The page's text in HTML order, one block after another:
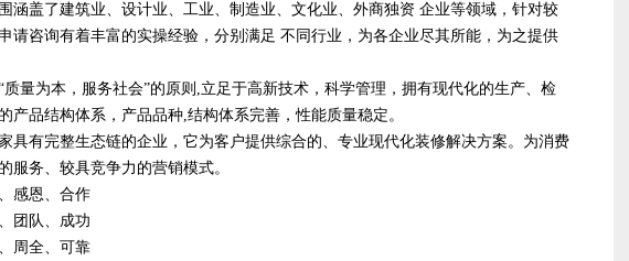
涵盖了建筑业、设计业、工业、制造业、文化业、外商独资 企业等领域，针对较
请咨询有着丰富的实操经验，分别满足 不同行业，为各企业尽其所能，为之提供
量为本，服务社会”的原则,立足于高新技术，科学管理，拥有现代化的生产、检
产品结构体系，产品品种,结构体系完善，性能质量稳定。
具有完整生态链的企业，它为客户提供综合的、专业现代化装修解决方案。为消费
服务、较具竞争力的营销模式。
感恩、合作
团队、成功
周全、可靠